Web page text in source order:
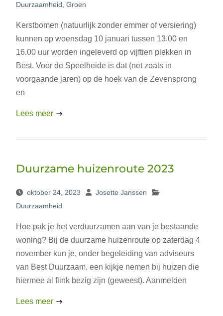
Duurzaamheid Groen
Kerstbomen (natuurlijk zonder emmer of versiering)
kunnen op woensdag 10 januari tussen 13.00 en
16.00 uur worden ingeleverd op vijftien plekken in
Best. Voor de Speelheide is dat (net zoals in
voorgaande jaren) op de hoek van de Zevensprong
en
Lees meer
Duurzame huizenroute 2023
oktober 24, 2023
Josette Janssen
Duurzaamheid
Hoe pak je het verduurzamen aan van je bestaande
woning? Bij de duurzame huizenroute op zaterdag 4
november kun je, onder begeleiding van adviseurs
van Best Duurzaam, een kijkje nemen bij huizen die
hiermee al flink bezig zijn (geweest). Aanmelden
Lees meer